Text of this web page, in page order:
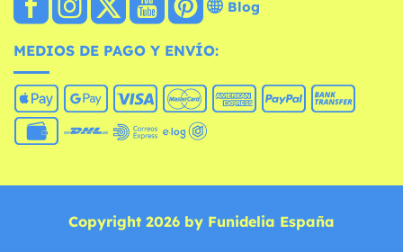
Blog
MEDIOS DE PAGO Y ENVÍO:
Copyright 2026 by Funidelia España